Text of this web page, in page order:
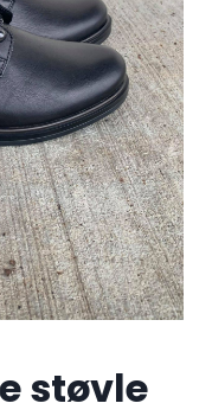
støvle